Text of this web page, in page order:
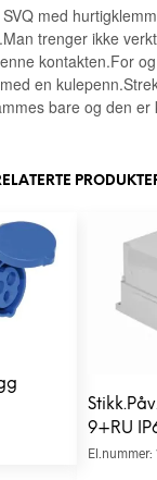
med
trenger ikke
kontakten.For
en
bare og den er
9+RU
El.nummer: